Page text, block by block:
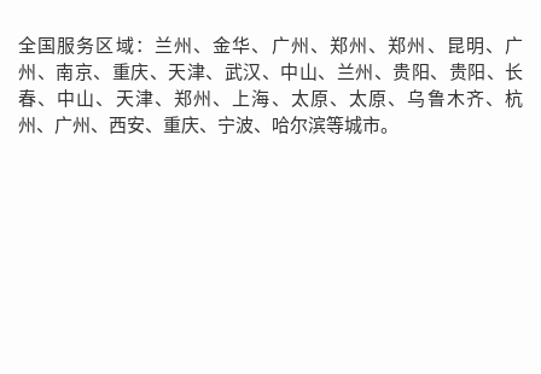
全国服务区域：兰州、金华、广州、郑州、郑州、昆明、广
州、南京、重庆、天津、武汉、中山、兰州、贵阳、贵阳、长
春、中山、天津、郑州、上海、太原、太原、乌鲁木齐、杭
州、广州、西安、重庆、宁波、哈尔滨等城市。